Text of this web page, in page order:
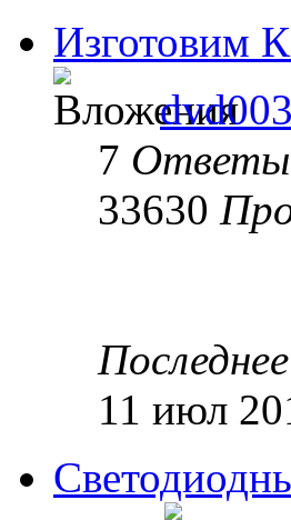
Изготовим
dvd003
7 Ответы
33630
11 июл